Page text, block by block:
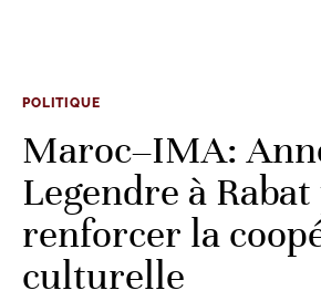
POLITIQUE
Maroc–IMA:
Legendre à
renforcer la
culturelle